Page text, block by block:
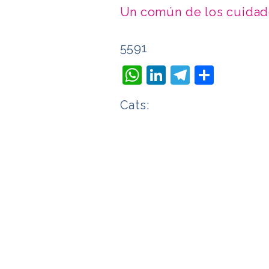
Un común de los
5591
WhatsApp
LinkedIn
Telegram
Cats: